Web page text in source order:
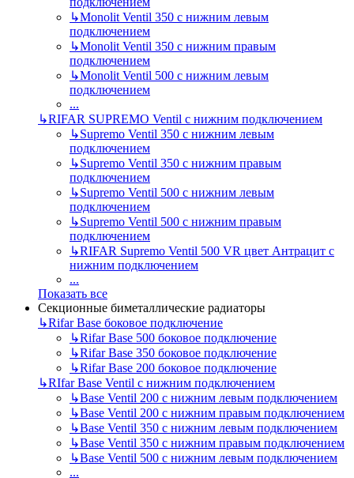
↳Monolit Ventil 350 с нижним левым
подключением
↳Monolit Ventil 350 с нижним правым
подключением
↳Monolit Ventil 500 с нижним левым
подключением
...
↳RIFAR SUPREMO Ventil с нижним подключением
↳Supremo Ventil 350 с нижним левым
подключением
↳Supremo Ventil 350 с нижним правым
подключением
↳Supremo Ventil 500 с нижним левым
подключением
↳Supremo Ventil 500 с нижним правым
подключением
↳RIFAR Supremo Ventil 500 VR цвет Антрацит с
нижним подключением
...
Показать все
Секционные биметаллические радиаторы
↳Rifar Base боковое подключение
↳Rifar Base 500 боковое подключение
↳Rifar Base 350 боковое подключение
↳Rifar Base 200 боковое подключение
↳RIfar Base Ventil с нижним подключением
↳Base Ventil 200 с нижним левым подключением
↳Base Ventil 200 с нижним правым подключением
↳Base Ventil 350 с нижним левым подключением
↳Base Ventil 350 с нижним правым подключением
↳Base Ventil 500 с нижним левым подключением
...